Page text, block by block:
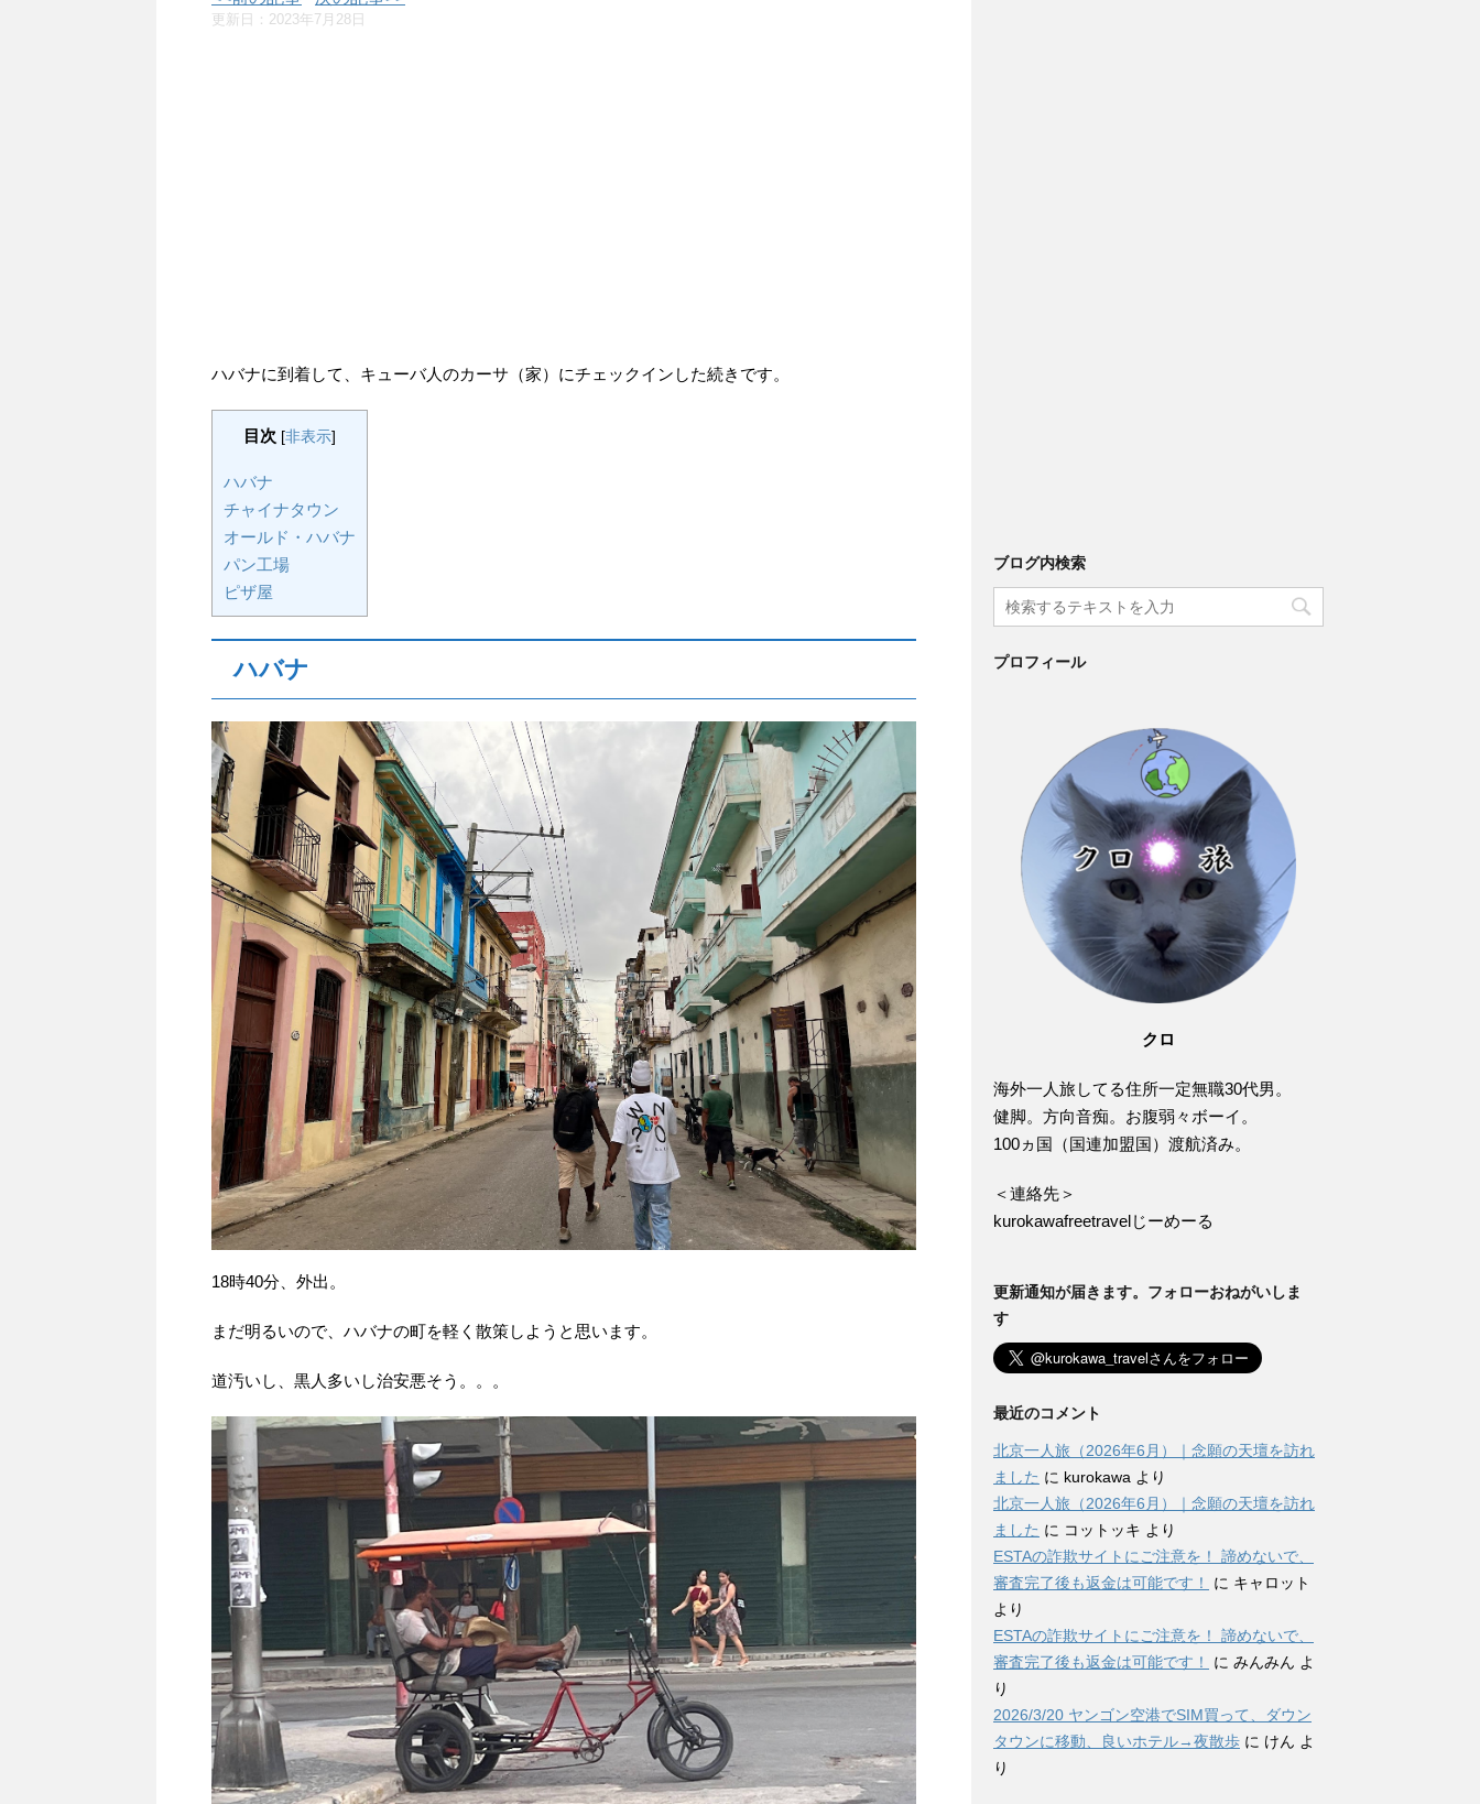
更新日： 2023年7月28日
ハバナに到着して、キューバ人のカーサ（家）にチェックインした続きです。
目次 [非表示]
ハバナ
チャイナタウン
オールド・ハバナ
パン工場
ピザ屋
ハバナ
18時40分、外出。
まだ明るいので、ハバナの町を軽く散策しようと思います。
道汚いし、黒人多いし治安悪そう。。。
ブログ内検索
プロフィール
クロ
海外一人旅してる住所一定無職30代男。
健脚。方向音痴。お腹弱々ボーイ。
100ヵ国（国連加盟国）渡航済み。
＜連絡先＞
kurokawafreetravelじーめーる
更新通知が届きます。フォローおねがいしま
す
最近のコメント
北京一人旅（2026年6月）｜念願の天壇を訪れ
ました に kurokawa より
北京一人旅（2026年6月）｜念願の天壇を訪れ
ました に コットッキ より
ESTAの詐欺サイトにご注意を！ 諦めないで、
審査完了後も返金は可能です！
に キャロット
より
ESTAの詐欺サイトにご注意を！ 諦めないで、
審査完了後も返金は可能です！
に みんみん よ
り
2026/3/20 ヤンゴン空港でSIM買って、ダウン
タウンに移動、良いホテル→夜散歩 に けん よ
り